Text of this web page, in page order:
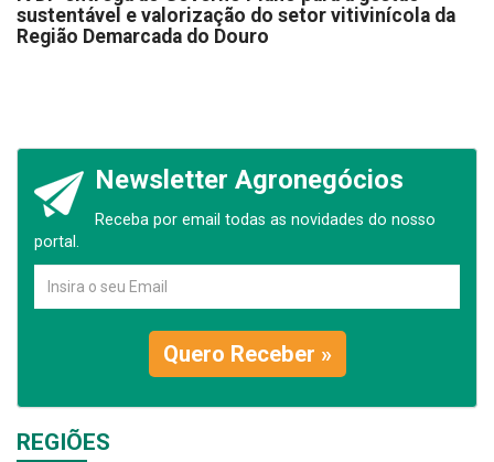
sustentável e valorização do setor vitivinícola da
Região Demarcada do Douro
Newsletter Agronegócios
Receba por email todas as novidades do nosso
portal.
Quero Receber »
REGIÕES